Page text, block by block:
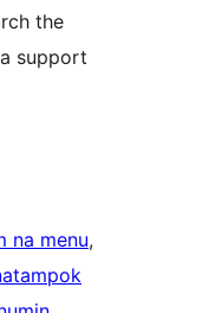
the
support
na menu